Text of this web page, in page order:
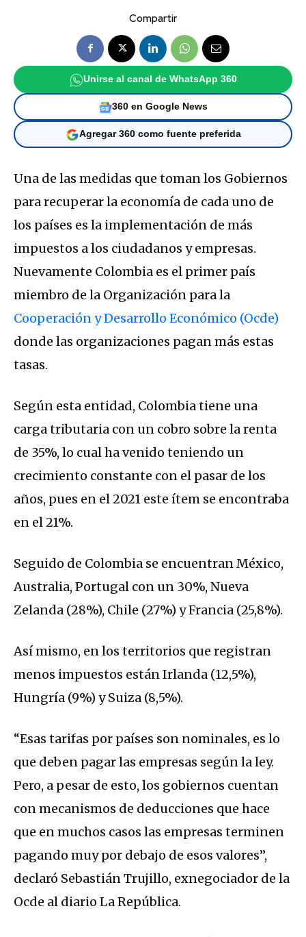
Compartir
Unirse al canal de WhatsApp 360
360 en Google News
Agregar 360 como fuente preferida
Una de las medidas que toman los Gobiernos
para recuperar la economía de cada uno de
los países es la implementación de más
impuestos a los ciudadanos y empresas.
Nuevamente Colombia es el primer país
miembro de la Organización para la
Cooperación y Desarrollo Económico (Ocde)
donde las organizaciones pagan más estas
tasas.
Según esta entidad, Colombia tiene una
carga tributaria con un cobro sobre la renta
de 35%, lo cual ha venido teniendo un
crecimiento constante con el pasar de los
años, pues en el 2021 este ítem se encontraba
en el 21%.
Seguido de Colombia se encuentran México,
Australia, Portugal con un 30%, Nueva
Zelanda (28%), Chile (27%) y Francia (25,8%).
Así mismo, en los territorios que registran
menos impuestos están Irlanda (12,5%),
Hungría (9%) y Suiza (8,5%).
“Esas tarifas por países son nominales, es lo
que deben pagar las empresas según la ley.
Pero, a pesar de esto, los gobiernos cuentan
con mecanismos de deducciones que hace
que en muchos casos las empresas terminen
pagando muy por debajo de esos valores”,
declaró Sebastián Trujillo, exnegociador de la
Ocde al diario La República.